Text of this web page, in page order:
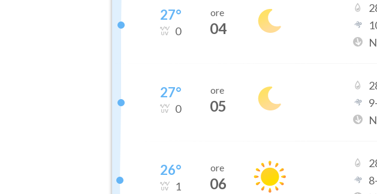
27°
0
ore
04
27°
0
ore
05
9-
26°
1
ore
06
8-